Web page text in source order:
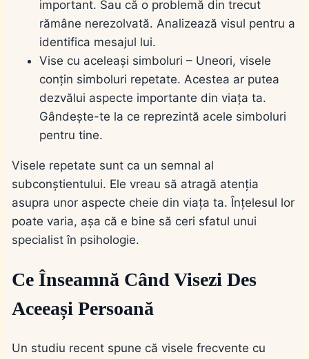
important. Sau că o problemă din trecut
rămâne nerezolvată. Analizează visul pentru a
identifica mesajul lui.
Vise cu aceleași simboluri – Uneori, visele
conțin simboluri repetate. Acestea ar putea
dezvălui aspecte importante din viața ta.
Gândește-te la ce reprezintă acele simboluri
pentru tine.
Visele repetate sunt ca un semnal al
subconștientului. Ele vreau să atragă atenția
asupra unor aspecte cheie din viața ta. Înțelesul lor
poate varia, așa că e bine să ceri sfatul unui
specialist în psihologie.
Ce Înseamnă Când Visezi Des
Aceeași Persoană
Un studiu recent spune că visele frecvente cu